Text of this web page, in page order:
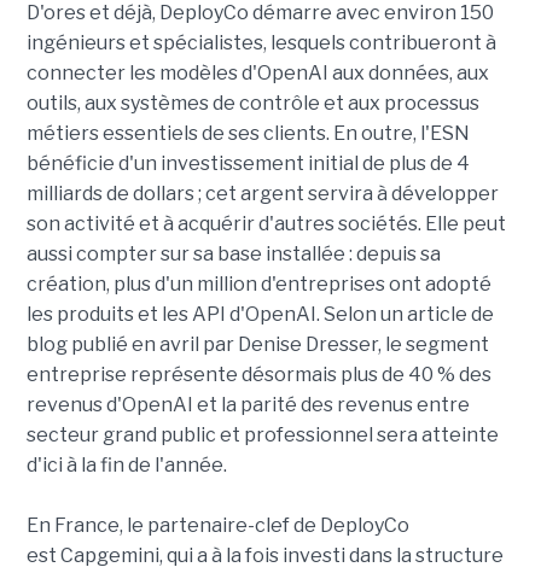
D'ores et déjà, DeployCo démarre avec environ 150
ingénieurs et spécialistes, lesquels contribueront à
connecter les modèles d'OpenAI aux données, aux
outils, aux systèmes de contrôle et aux processus
métiers essentiels de ses clients. En outre, l'ESN
bénéficie d'un investissement initial de plus de 4
milliards de dollars ; cet argent servira à développer
son activité et à acquérir d'autres sociétés. Elle peut
aussi compter sur sa base installée : depuis sa
création, plus d'un million d'entreprises ont adopté
les produits et les API d'OpenAI. Selon un article de
blog publié en avril par Denise Dresser, le segment
entreprise représente désormais plus de 40 % des
revenus d'OpenAI et la parité des revenus entre
secteur grand public et professionnel sera atteinte
d'ici à la fin de l'année.
En France, le partenaire-clef de DeployCo
est Capgemini, qui a à la fois investi dans la structure